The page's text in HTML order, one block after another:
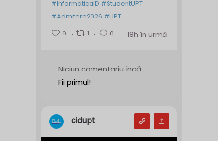
#InformaticaID #StudentUPT
#Admitere2026 #UPT
0
1 0 18h în urmă
Niciun comentariu încă.
Fii primul!
cidupt